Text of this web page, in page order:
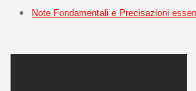
Note Fondamentali e Precisazioni